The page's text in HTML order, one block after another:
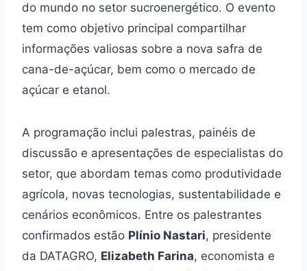
do mundo no setor sucroenergético. O evento
tem como objetivo principal compartilhar
informações valiosas sobre a nova safra de
cana-de-açúcar, bem como o mercado de
açúcar e etanol.
A programação inclui palestras, painéis de
discussão e apresentações de especialistas do
setor, que abordam temas como produtividade
agrícola, novas tecnologias, sustentabilidade e
cenários econômicos. Entre os palestrantes
confirmados estão Plínio Nastari, presidente
da DATAGRO, Elizabeth Farina, economista e